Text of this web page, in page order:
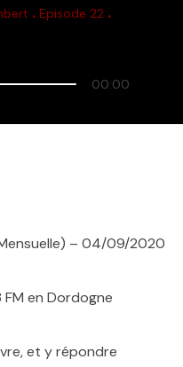
. Episode 22 .
00:00
– 04/09/2020
FM en Dordogne
et y répondre